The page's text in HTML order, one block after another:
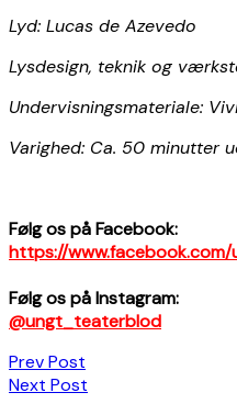
Lyd: Lucas de Azevedo
Lysdesign, teknik og
Undervisningsmateriale:
Varighed: Ca. 50 minutter
Følg os på Facebook:
https://
Følg os på Instagram:
@ungt_teaterblod
Indlægsnavigation
Prev Post
Next Post